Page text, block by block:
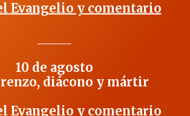
Evangelio y comentario
10 de agosto
diácono y mártir
Evangelio y comentario